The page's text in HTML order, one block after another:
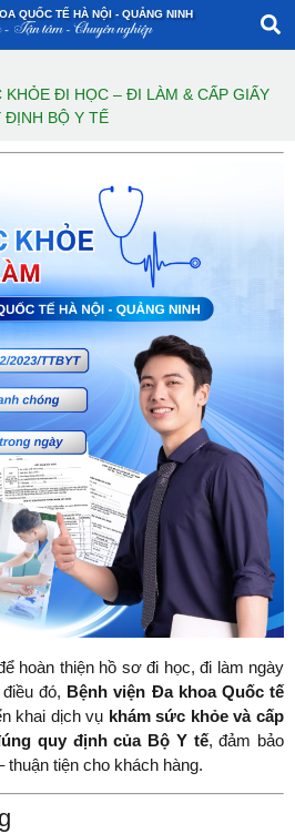
QUỐC TẾ HÀ NỘI - QUẢNG NINH
KHỎE ĐI HỌC – ĐI LÀM & CẤP GIẤY
ĐỊNH BỘ Y TẾ
hoàn thiện hồ sơ đi học, đi làm ngày
đó, Bệnh viện Đa khoa Quốc tế
khai dịch vụ khám sức khỏe và cấp
quy định của Bộ Y tế, đảm bảo
thuận tiện cho khách hàng.